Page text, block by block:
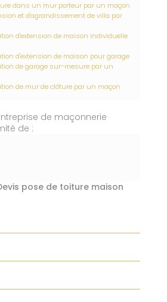
dans un mur porteur par un maçon
et d'agrandissement de villa par
d'extension de maison individuelle
d'extension de maison pour garage
de garage sur-mesure par un
de mur de clôture par un maçon
de maçonnerie
de :
pose de toiture maison